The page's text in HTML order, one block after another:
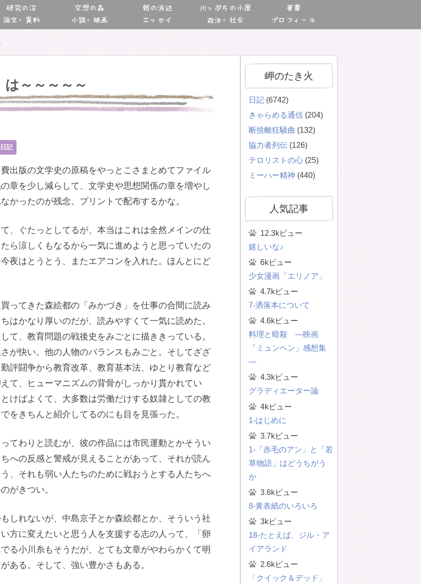
研究の沼
論文・資料
空想の森
小説・映画
朝の浜辺
エッセイ
川っぷちの小屋
政治・社会
著書
プロフィール
は～～～～～
日記
出版の文学史の原稿をやっとこさまとめてファイル
章を少し減らして、文学史や思想関係の章を増やし
かったのが残念。プリントで配布するかな。
、ぐたっとしてるが、本当はこれは全然メインの仕
ら涼しくもなるから一気に進めようと思っていたの
夜はとうとう、またエアコンを入れた。ほんとにど
ってきた森絵都の「みかづき」を仕事の合間に読み
はかなり厚いのだが、読みやすくて一気に読めた。
て、教育問題の戦後史をみごとに描ききっている。
が快い。他の人物のバランスもみごと。そしてざざ
評闘争から教育改革、教育基本法、ゆとり教育など
て、ヒューマニズムの背骨がしっかり貫かれてい
けばよくて、大多数は労働だけする奴隷としての教
をきちんと紹介してるのにも目を見張った。
てわりと読むが、彼の作品には市民運動とかそうい
への反感と警戒が見えることがあって、それが読ん
、それも弱い人たちのために戦おうとする人たちへ
がきつい。
しれないが、中島京子とか森絵都とか、そういう社
方に変えたいと思う人を支援する志の人って、「卵
る小川糸もそうだが、とても文章がやわらかくて明
ある。そして、強い豊かさもある。
岬のたき火
日記 (6742)
きゃらめる通信 (204)
断捨離狂騒曲 (132)
協力者列伝 (126)
テロリストの心 (25)
ミーハー精神 (440)
人気記事
12.3kビュー
嬉しいな♪
6kビュー
少女漫画「エリノア」
4.7kビュー
7-洒落本について
4.6kビュー
料理と暗殺 ―映画
「ミュンヘン」感想集
―
4.3kビュー
グラディエーター論
4kビュー
1-はじめに
3.7kビュー
1-「赤毛のアン」と「若
草物語」はどうちがう
か
3.6kビュー
8-黄表紙のいろいろ
3kビュー
18-たとえば、ジル・ア
イアランド
2.6kビュー
「クイック＆デッド」